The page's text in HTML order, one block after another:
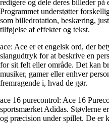
redigere og dele deres billeder på
Programmet understøtter
som billedrotation, beskæring,
tilføjelse af effekter og tekst.
ace: Ace er et engelsk ord, der
slangudtryk for at beskrive en
for sit felt eller område. Det kan
musiker, gamer eller enhver
fremragende i, hvad de gør.
ace 16 purecontrol: Ace 16
sportsmærket Adidas. Støvlerne
og præcision under spillet. De er